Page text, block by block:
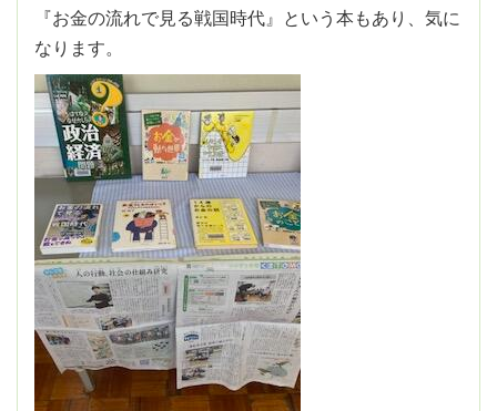
『お金の流れで見る戦国時代』という本もあり、気に
なります。